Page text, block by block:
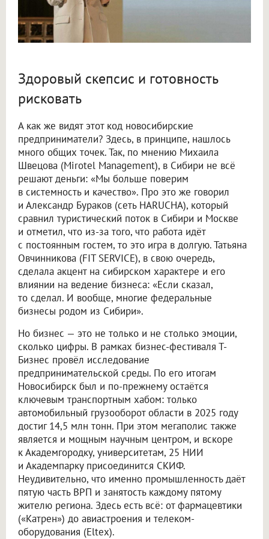
Здоровый скепсис и готовность
рисковать
А как же видят этот код новосибирские
предприниматели? Здесь, в принципе, нашлось
много общих точек. Так, по мнению Михаила
Швецова (Mirotel Management), в Сибири не всё
решают деньги: «Мы больше поверим
в системность и качество». Про это же говорил
и Александр Бураков (сеть HARUCHA), который
сравнил туристический поток в Сибири и Москве
и отметил, что из-за того, что работа идёт
с постоянным гостем, то это игра в долгую. Татьяна
Овчинникова (FIT SERVICE), в свою очередь,
сделала акцент на сибирском характере и его
влиянии на ведение бизнеса: «Если сказал,
то сделал. И вообще, многие федеральные
бизнесы родом из Сибири».
Но бизнес — это не только и не столько эмоции,
сколько цифры. В рамках бизнес-фестиваля Т-
Бизнес провёл исследование
предпринимательской среды. По его итогам
Новосибирск был и по-прежнему остаётся
ключевым транспортным хабом: только
автомобильный грузооборот области в 2025 году
достиг 14,5 млн тонн. При этом мегаполис также
является и мощным научным центром, и вскоре
к Академгородку, университетам, 25 НИИ
и Академпарку присоединится СКИФ.
Неудивительно, что именно промышленность даёт
пятую часть ВРП и занятость каждому пятому
жителю региона. Здесь есть всё: от фармацевтики
(«Катрен») до авиастроения и телеком-
оборудования (Eltex).